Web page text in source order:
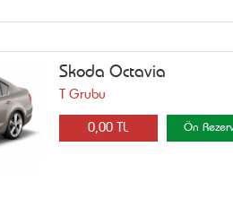
Skoda Octavia
T Grubu
0,00 TL Ön